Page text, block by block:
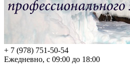
+ 7 (978) 751-50-54
Ежедневно, с 09:00 до 18:00